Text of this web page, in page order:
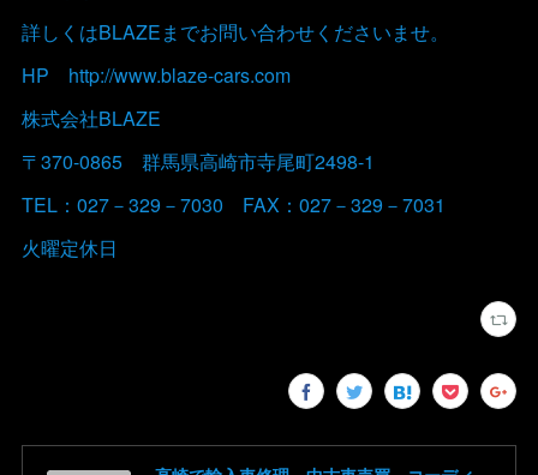
詳しくはBLAZEまでお問い合わせくださいませ。
HP http://www.blaze-cars.com
株式会社BLAZE
〒370-0865 群馬県高崎市寺尾町2498-1
TEL：027－329－7030 FAX：027－329－7031
火曜定休日